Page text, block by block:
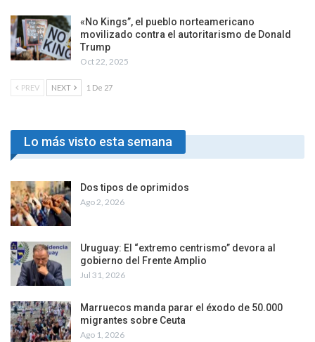
«No Kings”, el pueblo norteamericano
movilizado contra el autoritarismo de Donald
Trump
Oct 22, 2025
PREV NEXT 1 De 27
Lo más visto esta semana
Dos tipos de oprimidos
Ago 2, 2026
Uruguay: El “extremo centrismo” devora al
gobierno del Frente Amplio
Jul 31, 2026
Marruecos manda parar el éxodo de 50.000
migrantes sobre Ceuta
Ago 1, 2026